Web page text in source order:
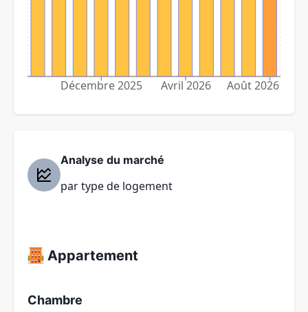
Décembre 2025 Avril 2026 Août 2026
Analyse du marché
par type de logement
Appartement
Chambre